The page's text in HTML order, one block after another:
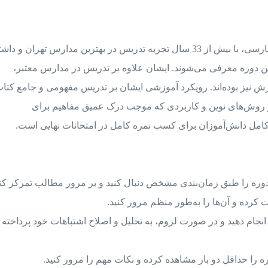
دکتر علی احمدنیا، استاد برجسته زبان و ادبیات فارسی، با بیش از 33 سال تجربه تدریس در بهترین مدارس تهران و
دوره معرفی می‌شوند. ایشان علاوه بر تدریس در مدارس معتبر،
نیز بوده‌اند. رویکرد آموزشی ایشان بر تدریس مفهومی و جامع
از روش‌های نوین و کاربردی که موجب درک عمیق مفاهیم برای
دانش‌آموزان برای کسب نمره کامل در امتحانات نهایی است.
را طبق زمان‌بندی مشخص دنبال کنید و بر مرور مطالب تمرکز
کرده و آن‌ها را به‌طور منظم مرور کنید.
دهید و در صورت لزوم، به تحلیل و اصلاح اشتباهات خود پرداخته
را حداقل دو بار مشاهده کرده و نکات مهم را مرور کنید.